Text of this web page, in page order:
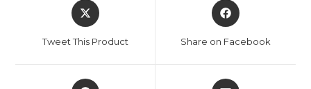
Opens
in
new
Tweet This Product
Opens
in
new
Share on Facebook
Opens
Opens